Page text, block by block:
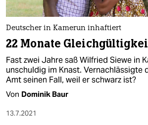
Deutscher in Kamerun inhaftiert
22 Monate
Fast zwei Jahre saß Wilfried Siewe in
unschuldig im Knast. Vernachlässigte
Amt seinen Fall, weil er schwarz ist?
Von Dominik Baur
13.7.2021